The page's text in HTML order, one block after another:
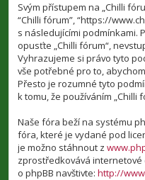
Svým přístupem na „Chilli
“Chilli fórum”, “https://
s následujícími podmínkami.
opusťte „Chilli fórum“,
Vyhrazujeme si právo tyto
vše potřebné pro to,
Přesto je rozumné tyto
k tomu, že používáním „Chilli
Naše fóra beží na systému
fóra, které je vydané pod
je možno stáhnout z
zprostředkovává
o phpBB navštivte: http://